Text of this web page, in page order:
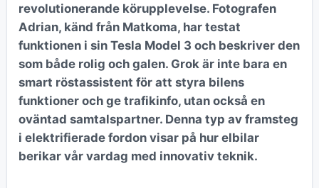
revolutionerande körupplevelse. Fotografen
Adrian, känd från Matkoma, har testat
funktionen i sin Tesla Model 3 och beskriver den
som både rolig och galen. Grok är inte bara en
smart röstassistent för att styra bilens
funktioner och ge trafikinfo, utan också en
oväntad samtalspartner. Denna typ av framsteg
i elektrifierade fordon visar på hur elbilar
berikar vår vardag med innovativ teknik.